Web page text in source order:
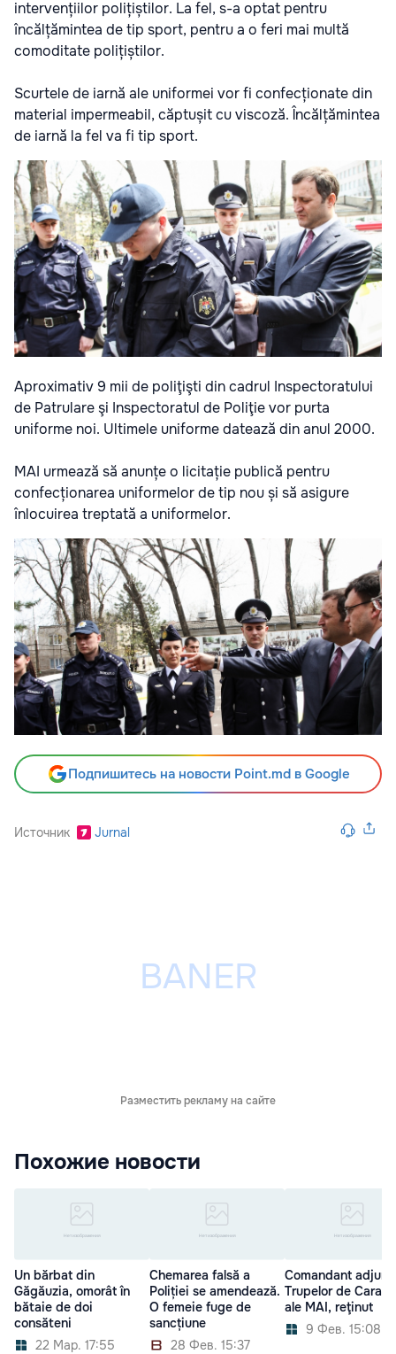
intervențiilor polițiștilor. La fel, s-a optat pentru
încălțămintea de tip sport, pentru a o feri mai multă
comoditate polițiștilor.
Scurtele de iarnă ale uniformei vor fi confecționate din
material impermeabil, căptușit cu viscoză. Încălțămintea
de iarnă la fel va fi tip sport.
Aproximativ 9 mii de poliţişti din cadrul Inspectoratului
de Patrulare şi Inspectoratul de Poliţie vor purta
uniforme noi. Ultimele uniforme datează din anul 2000.
MAI urmează să anunțe o licitație publică pentru
confecționarea uniformelor de tip nou și să asigure
înlocuirea treptată a uniformelor.
Подпишитесь на новости Point.md в Google
Источник Jurnal
Разместить рекламу на сайте
Похожие новости
Un bărbat din
Găgăuzia, omorât în
bătaie de doi
consăteni
22 Мар. 17:55
Chemarea falsă a
Poliției se amendează.
O femeie fuge de
sancțiune
28 Фев. 15:37
Comandant
Trupelor de
ale MAI, reţinut
9 Фев. 15:08